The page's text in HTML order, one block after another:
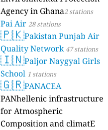
Agency in Ghana2 stations
Pai Air 28 stations
🇵🇰Pakistan Punjab Air
Quality Network 47 stations
🇮🇳Paljor Naygyal Girls
School 1 stations
🇬🇷PANACEA
PANhellenic infrastructure
for Atmospheric
Composition and climatE